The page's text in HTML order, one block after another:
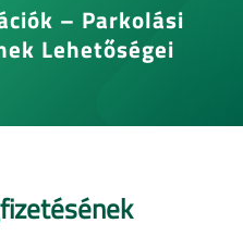
– Parkolási
Lehetőségei